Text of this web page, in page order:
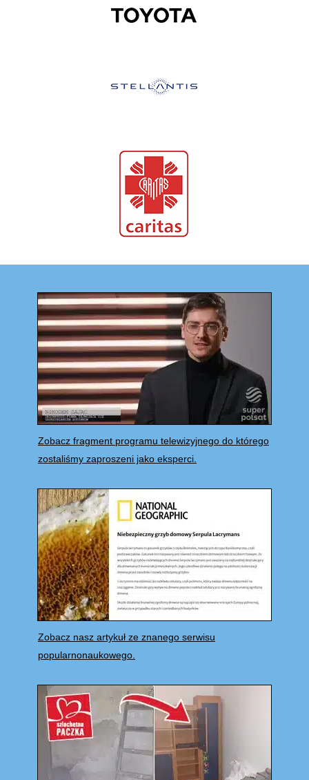
Zobacz fragment programu telewizyjnego do którego
zostaliśmy zaproszeni jako eksperci.
Zobacz nasz artykuł ze znanego serwisu
popularnonaukowego.